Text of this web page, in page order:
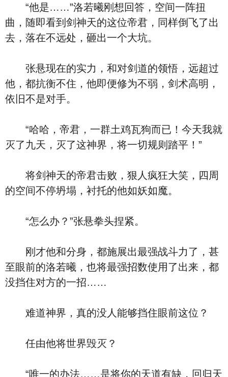
“他是……”洛若曦刚想回答，空间一阵扭
曲，随即看到剑神天的这位帝君，同样倒飞了出
去，落在不远处，砸出一个大坑。
张悬现在的实力，和对剑道的领悟，远超过
他，都抗衡不住，他即便修为不弱，剑术高明，
依旧不是对手。
“哈哈，帝君，一群土鸡瓦狗而已！今天我就
灭了九天，灭了这神界，将一切规则踏平！”
将剑神天的帝君击败，狠人疯狂大笑，四周
的空间不停坍塌，衬托的他如妖如魔。
“怎么办？”张悬拳头捏紧。
刚才他和分身，都施展出最强战斗力了，甚
至眼前的洛若曦，也将最强招数使用了出来，都
没挡住对方的一招……
难道神界，真的没人能够挡住眼前这位？
任由他将世界毁灭？
“唯一的办法……是将你的天道有缺，回归天